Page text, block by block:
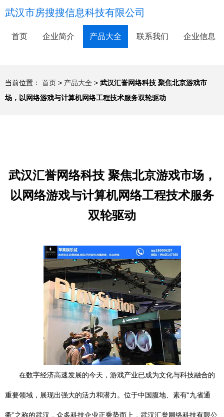
武汉市房搜搜信息科技有限公司
首页 企业简介 产品大全 联系我们 企业信息
当前位置： 首页 > 产品大全 > 武汉汇誉网络科技 聚焦北京游戏市
场，以网络游戏与计算机网络工程技术服务双轮驱动
武汉汇誉网络科技 聚焦北京游戏市场，
以网络游戏与计算机网络工程技术服务
双轮驱动
在数字经济高速发展的今天，游戏产业已成为文化与科技融合的
重要领域，展现出强大的活力和潜力。位于中国腹地、素有“九省通
衢”之称的武汉，众多科技企业正乘势而上，武汉汇誉网络科技有限公